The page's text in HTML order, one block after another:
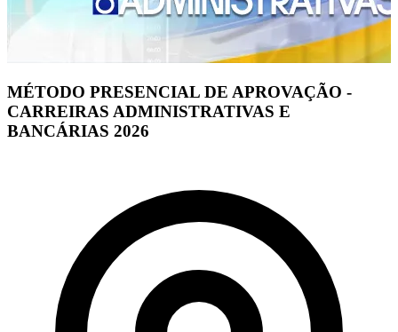
MÉTODO PRESENCIAL DE APROVAÇÃO -
CARREIRAS ADMINISTRATIVAS E
BANCÁRIAS 2026